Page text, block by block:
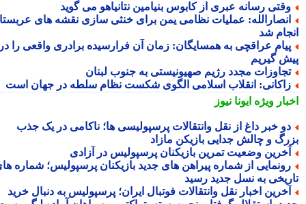
رسانه عبری از کابوس بنیامین نتانیاهو می گوید
عملیات نظامی یمن برای خنثی سازی نقشه های عربستان
شد
عراقچی به همسایگان: زمان آن فرارسیده برادری واقعی را در
گیریم
مجدد رژیم صهیونیستی به جنوب لبنان
انقلاب اسلامی الگوی شکست نظام سلطه در جهان است
ویژهایونا نیوز
خبر داغ از نقل وانتقالات پرسپولیسی ها؛ ناکامی در یک جذب
و چالش جدایی بازیکن مازاد
وضعیت تمرین بازیکنان پرسپولیس در آزادی
از شماره پیراهن های جدید بازیکنان پرسپولیس؛ شماره های
به نسل جدید رسید
اخبار نقل وانتقالات فوتبال ایران؛ پرسپولیس به دنبال خرید